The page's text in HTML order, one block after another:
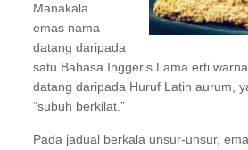
Manakala
emas nama
datang daripada
satu Bahasa Inggeris Lama erti
datang daripada Huruf Latin aurum,
“subuh berkilat.”
Pada jadual berkala unsur-unsur,